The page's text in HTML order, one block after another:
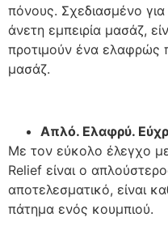
πόνους. Σχεδιασμένο για
άνετη εμπειρία μασάζ,
προτιμούν ένα ελαφρώς
μασάζ.
Απλό. Ελαφρύ.
Με τον εύκολο έλεγχο
Relief είναι ο
αποτελεσματικό, είναι
πάτημα ενός κουμπιού.